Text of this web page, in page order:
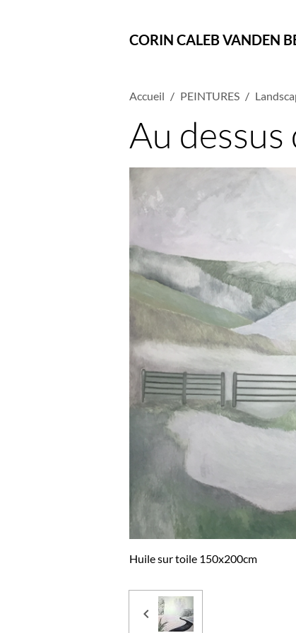
CORIN CALEB VANDEN
Accueil PEINTURES
Au dessus
Huile sur toile 150x200cm